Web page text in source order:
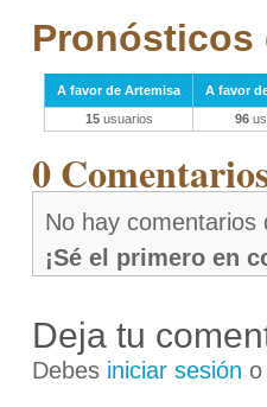
Pronósticos
A favor de Artemisa
A favor
15usuarios 96
0
No hay comentarios
¡Sé el primero en
Deja tu
Debes iniciar sesión